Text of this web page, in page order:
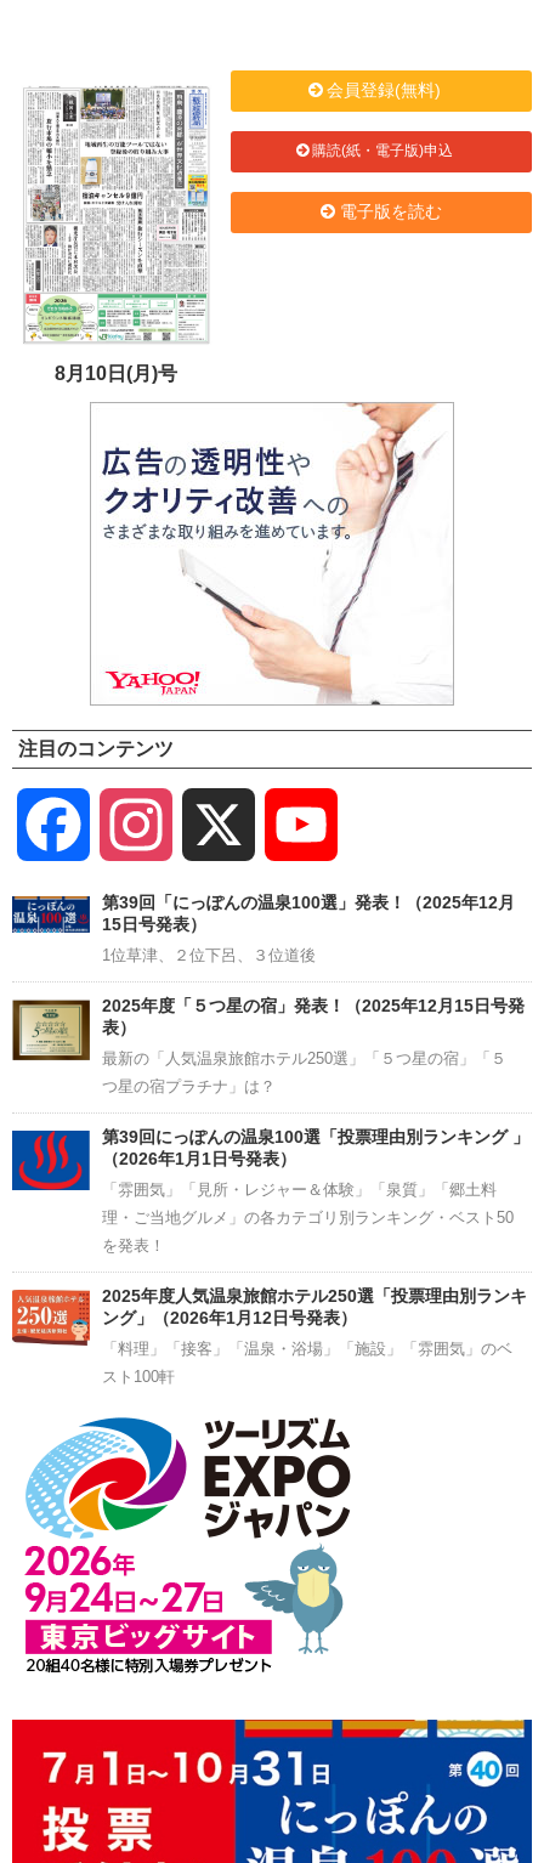
8月10日(月)号
会員登録(無料)
購読(紙・電子版)申込
電子版を読む
注目のコンテンツ
Facebook Instagram
Channel
第39回「にっぽんの温泉100選」発表！（2025年12月
15日号発表）
1位草津、２位下呂、３位道後
2025年度「５つ星の宿」発表！（2025年12月15日号発
表）
最新の「人気温泉旅館ホテル250選」「５つ星の宿」「５
つ星の宿プラチナ」は？
第39回にっぽんの温泉100選「投票理由別ランキング 」
（2026年1月1日号発表）
「雰囲気」「見所・レジャー＆体験」「泉質」「郷土料
理・ご当地グルメ」の各カテゴリ別ランキング・ベスト50
を発表！
2025年度人気温泉旅館ホテル250選「投票理由別ランキ
ング」（2026年1月12日号発表）
「料理」「接客」「温泉・浴場」「施設」「雰囲気」のベ
スト100軒